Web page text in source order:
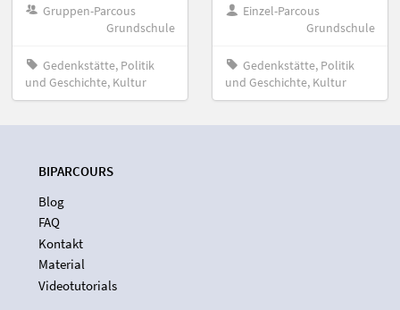
Gruppen-Parcous
Grundschule
Gedenkstätte, Politik
und Geschichte, Kultur
Einzel-Parcous
Grundschule
Gedenkstätte, Politik
und Geschichte, Kultur
BIPARCOURS
Blog
FAQ
Kontakt
Material
Videotutorials